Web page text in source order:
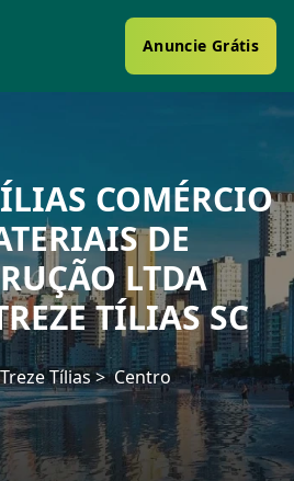
Anuncie Grátis
COMÉRCIO
DE
LTDA
TÍLIAS SC
Treze Tílias Centro